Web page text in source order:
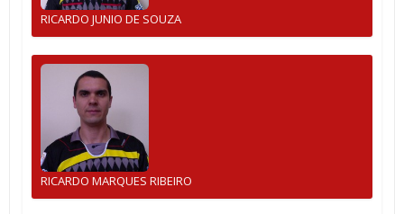
RICARDO JUNIO DE SOUZA
RICARDO MARQUES RIBEIRO